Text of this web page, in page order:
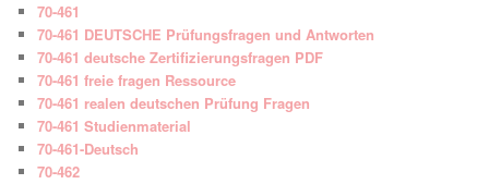
70-461
70-461 DEUTSCHE Prüfungsfragen und Antworten
70-461 deutsche Zertifizierungsfragen PDF
70-461 freie fragen Ressource
70-461 realen deutschen Prüfung Fragen
70-461 Studienmaterial
70-461-Deutsch
70-462